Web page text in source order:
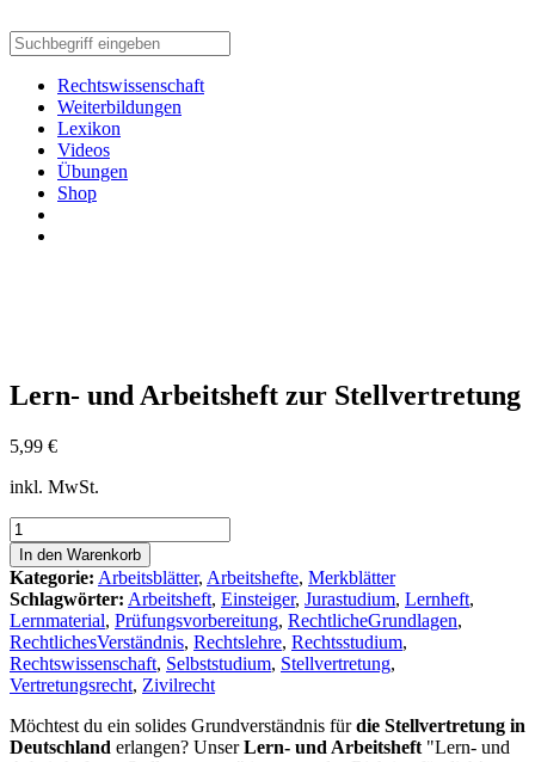
Rechtswissenschaft
Weiterbildungen
Lexikon
Videos
Übungen
Shop
Lern- und Arbeitsheft zur Stellvertretung
5,99 €
inkl. MwSt.
Lern-
und
Arbeitsheft
zur
Stellvertretung
Menge
In den Warenkorb
Kategorie: Arbeitsblätter, Arbeitshefte, Merkblätter
Schlagwörter: Arbeitsheft, Einsteiger, Jurastudium, Lernheft,
Lernmaterial, Prüfungsvorbereitung, RechtlicheGrundlagen,
RechtlichesVerständnis, Rechtslehre, Rechtsstudium,
Rechtswissenschaft, Selbststudium, Stellvertretung,
Vertretungsrecht, Zivilrecht
Möchtest du ein solides Grundverständnis fürdie Stellvertretung in
Deutschland erlangen? UnserLern- und Arbeitsheft "Lern- und